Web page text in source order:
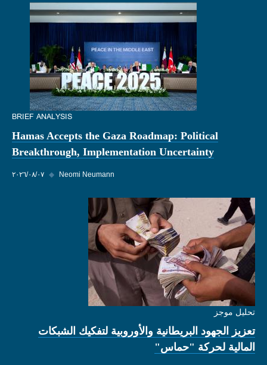
BRIEF ANALYSIS
Hamas Accepts the Gaza Roadmap: Political
Breakthrough, Implementation Uncertainty
٠٧‏/٠٨‏/٢٠٢٦ ◆ Neomi Neumann
تحليل موجز
تعزيز الجهود البريطانية والأوروبية لتفكيك الشبكات
المالية لحركة "حماس"